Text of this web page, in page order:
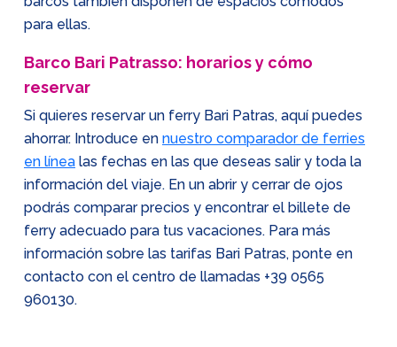
para ellas.
Barco Bari Patrasso: horarios y cómo
reservar
Si quieres reservar un ferry Bari Patras, aquí puedes
ahorrar. Introduce en nuestro comparador de ferries
en línea las fechas en las que deseas salir y toda la
información del viaje. En un abrir y cerrar de ojos
podrás comparar precios y encontrar el billete de
ferry adecuado para tus vacaciones. Para más
información sobre las tarifas Bari Patras, ponte en
contacto con el centro de llamadas +39 0565
960130.